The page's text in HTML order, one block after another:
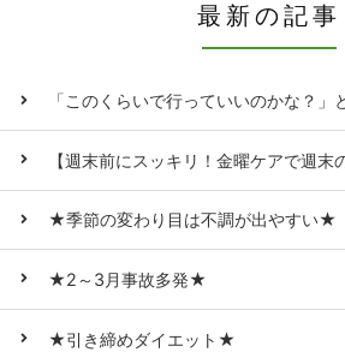
最新の記事
「このくらいで行っていいのかな？」
【週末前にスッキリ！金曜ケアで週末
★季節の変わり目は不調が出やすい★
★2～3月事故多発★
★引き締めダイエット★